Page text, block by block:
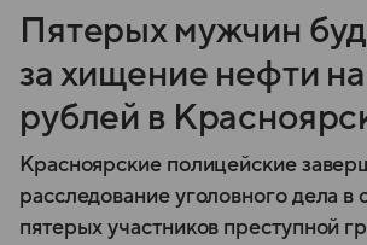
Пятерых мужчин
за хищение нефти
рублей в
Красноярские полицейские
расследование уголовного дела в
пятерых участников преступной